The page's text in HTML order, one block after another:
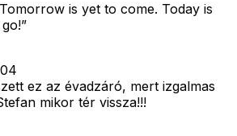
is yet to come. Today is
ez az évadzáró, mert izgalmas
mikor tér vissza!!!